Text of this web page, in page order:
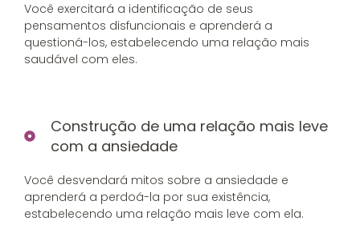
Você exercitará a identificação de seus
pensamentos disfuncionais e aprenderá a
questioná-los, estabelecendo uma relação mais
saudável com eles.
Construção de uma relação mais leve
com a ansiedade
Você desvendará mitos sobre a ansiedade e
aprenderá a perdoá-la por sua existência,
estabelecendo uma relação mais leve com ela.